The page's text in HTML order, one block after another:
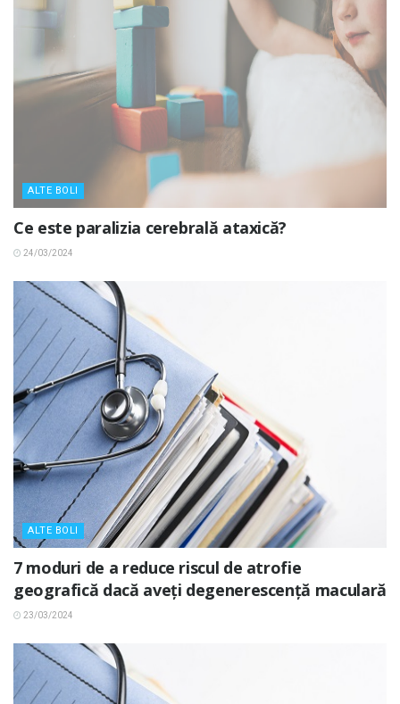
ALTE BOLI
Ce este paralizia cerebrală ataxică?
24/03/2024
ALTE BOLI
7 moduri de a reduce riscul de atrofie
geografică dacă aveți degenerescență maculară
23/03/2024